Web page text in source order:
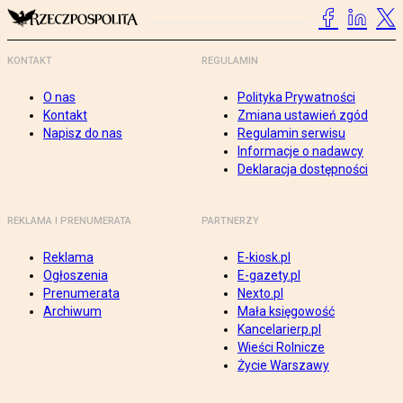
KONTAKT
O nas
Kontakt
Napisz do nas
REGULAMIN
Polityka Prywatności
Zmiana ustawień zgód
Regulamin serwisu
Informacje o nadawcy
Deklaracja dostępności
REKLAMA I PRENUMERATA
Reklama
Ogłoszenia
Prenumerata
Archiwum
PARTNERZY
E-kiosk.pl
E-gazety.pl
Nexto.pl
Mała księgowość
Kancelarierp.pl
Wieści Rolnicze
Życie Warszawy